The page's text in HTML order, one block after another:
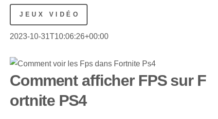
JEUX VIDÉO
2023-10-31T10:06:26+00:00
Comment afficher FPS sur F
ortnite PS4